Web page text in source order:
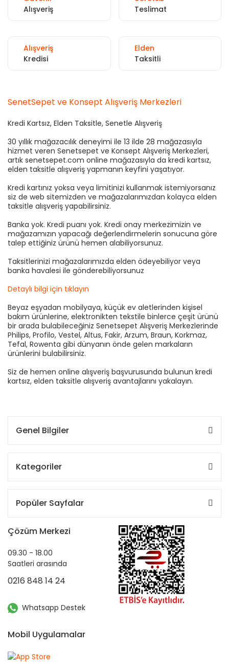
Alışveriş
Teslimat
Alışveriş
Kredisi
Elden
Taksitli
SenetSepet ve Konsept Alışveriş Merkezleri
Kredi Kartsız, Elden Taksitle, Senetle Alışveriş
30 yıllık mağazacılık deneyimi ile 13 ilde 28 mağazasıyla
hizmet veren Senetsepet ve Konsept Alışveriş Merkezleri,
artık senetsepet.com online mağazasıyla da kredi kartsız,
elden taksitle alışveriş yapmanın keyfini yaşatıyor.
Kredi kartınız yoksa veya limitinizi kullanmak istemiyorsanız
siz de web sitemizden ve mağazalarımızdan kolayca elden
taksitle alışveriş yapabilirsiniz.
Banka yok. Kredi puanı yok. Kredi onay merkezimizin ve
mağazamızın yapacağı değerlendirmelerin sonucuna göre
talep ettiğiniz ürünü hemen alabiliyorsunuz.
Taksitlerinizi mağazalarımızda elden ödeyebiliyor veya
banka havalesi ile gönderebiliyorsunuz
Detaylı bilgi için tıklayın
Beyaz eşyadan mobilyaya, küçük ev aletlerinden kişisel
bakım ürünlerine, elektronikten tekstile binlerce çeşit ürünü
bir arada bulabileceğiniz Senetsepet Alışveriş Merkezlerinde
Philips, Profilo, Vestel, Altus, Fakir, Arzum, Braun, Korkmaz,
Tefal, Rowenta gibi dünyanın önde gelen markaların
ürünlerini bulabilirsiniz.
Siz de hemen online alışveriş başvurusunda bulunun kredi
kartsız, elden taksitle alışveriş avantajlarını yakalayın.
Genel Bilgiler
Kategoriler
Popüler Sayfalar
Çözüm Merkezi
09.30 - 18.00
Saatleri arasında
0216 848 14 24
Whatsapp Destek
Mobil Uygulamalar